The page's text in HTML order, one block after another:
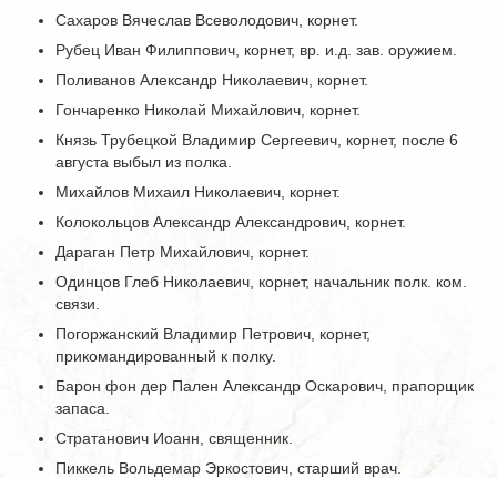
Сахаров Вячеслав Всеволодович, корнет.
Рубец Иван Филиппович, корнет, вр. и.д. зав. оружием.
Поливанов Александр Николаевич, корнет.
Гончаренко Николай Михайлович, корнет.
Князь Трубецкой Владимир Сергеевич, корнет, после 6
августа выбыл из полка.
Михайлов Михаил Николаевич, корнет.
Колокольцов Александр Александрович, корнет.
Дараган Петр Михайлович, корнет.
Одинцов Глеб Николаевич, корнет, начальник полк. ком.
связи.
Погоржанский Владимир Петрович, корнет,
прикомандированный к полку.
Барон фон дер Пален Александр Оскарович, прапорщик
запаса.
Стратанович Иоанн, священник.
Пиккель Вольдемар Эркостович, старший врач.